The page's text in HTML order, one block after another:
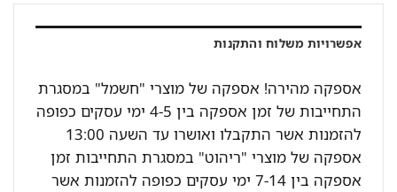
אפשרויות משלוח והתקנות
אספקה מהירה! אספקה של מוצרי "חשמל" במסגרת
התחייבות של זמן אספקה בין 4-5 ימי עסקים כפופה
להזמנות אשר התקבלו ואושרו עד השעה 13:00
אספקה של מוצרי "ריהוט" במסגרת התחייבות זמן
אספקה בין 7-14 ימי עסקים כפופה להזמנות אשר